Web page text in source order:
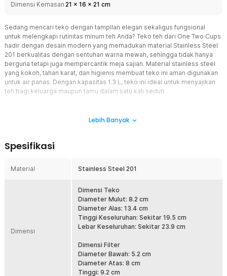
Dimensi Kemasan 21 x 16 x 21 cm
Sedang mencari teko dengan tampilan elegan sekaligus fungsional
untuk melengkapi rutinitas minum teh Anda? Teko teh dari One Two Cups
hadir dengan desain modern yang memadukan material Stainless Steel
201 berkualitas dengan sentuhan warna mewah, sehingga tidak hanya
berguna tetapi juga mempercantik meja sajian. Material stainless steel
yang kokoh, tahan karat, dan higienis membuat teko ini aman digunakan
untuk air panas. Dengan kapasitas 1.3 L, teko ini ideal untuk menyajikan
teh bagi keluarga maupun tamu dalam satu kali seduh.
penyaring yang terintegrasi di bagian dalam. Filter ini berfungsi
dalam teko tanpa khawatir ampas bercampur ke dalam gelas.
Berbahan Stainless Steel
Terbuat dari stainless steel 201, teko ini tidak hanya kokoh tetapi
juga tahan karat meski digunakan berulang kali untuk air panas.
Materialnya juga higienis karena tidak menyerap bau atau rasa,
sehingga Anda bisa menikmati teh dengan cita rasa asli. Selain itu,
teko ini sangat mudah dibersihkan setelah digunakan, menjaga
tampilannya tetap elegan setiap saat.
Lebih Banyak
Spesifikasi
Material Stainless Steel 201
Dimensi
Dimensi Teko
Diameter Mulut: 8.2 cm
Diameter Alas: 13.4 cm
Tinggi Keseluruhan: Sekitar 19.5 cm
Lebar Keseluruhan: Sekitar 23.9 cm
Dimensi Filter
Diameter Bawah: 5.2 cm
Diameter Atas: 8 cm
Tinggi: 9.2 cm